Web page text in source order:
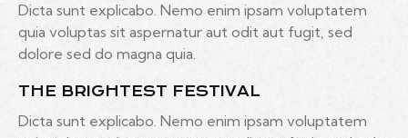
Dicta sunt explicabo. Nemo enim ipsam voluptatem
quia voluptas sit aspernatur aut odit aut fugit, sed
dolore sed do magna quia.
THE BRIGHTEST FESTIVAL
Dicta sunt explicabo. Nemo enim ipsam voluptatem